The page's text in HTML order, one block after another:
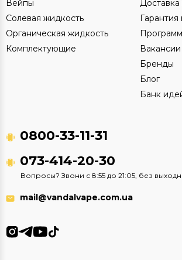
Вейпы
Солевая жидкость
Органическая жидкость
Комплектующие
Доставка
Гарантия
Вакансии
Бренды
Блог
Банк
0800-33-11-31
073-414-20-30
Вопросы? Звони с 8:55 до 21:05, без
mail@vandalvape.com.ua